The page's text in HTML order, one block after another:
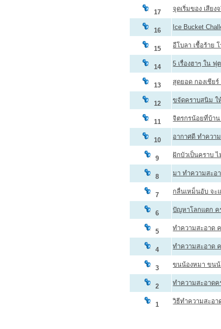
17 จุดเริ่มของ เสียง
16 Ice Bucket
15 อีโบลา เชื้อร้าย
14 5 เรื่องฮาๆ ใน ฟุ
13 สุดยอด กองเชีย
12 ขจัดคราบสนิม ใ
11 จิตรกรน้อยที่บ้า
10 อากาศดี ทำควา
9 ฝักบัวเป็นคราบ
8 มา ทำความสะอ
7 กลื่นเหม็นอับ จะ
6 ปัญหาโลกแตก ค
5 ทำความสะอาด
4 ทำความสะอาด
3 ขนน้องหมา ขนน้
2 ทำความสะอาดค
1 วิธีทำความสะอ